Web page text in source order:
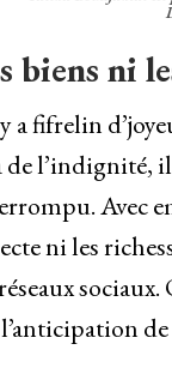
biens ni
a fifrelin
de
Avec
ni les
l’anticipation